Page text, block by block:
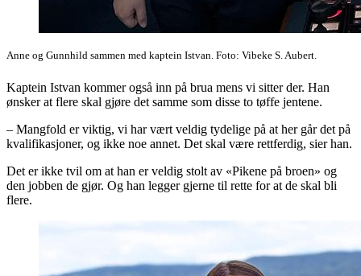
Anne og Gunnhild sammen med kaptein Istvan. Foto: Vibeke S. Aubert.
Kaptein Istvan kommer også inn på brua mens vi sitter der. Han
ønsker at flere skal gjøre det samme som disse to tøffe jentene.
– Mangfold er viktig, vi har vært veldig tydelige på at her går det på
kvalifikasjoner, og ikke noe annet. Det skal være rettferdig, sier han.
Det er ikke tvil om at han er veldig stolt av «Pikene på broen» og
den jobben de gjør. Og han legger gjerne til rette for at de skal bli
flere.